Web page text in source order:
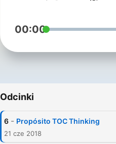
00:00
Odcinki
6 - Propósito TOC Thinking
21 cze 2018